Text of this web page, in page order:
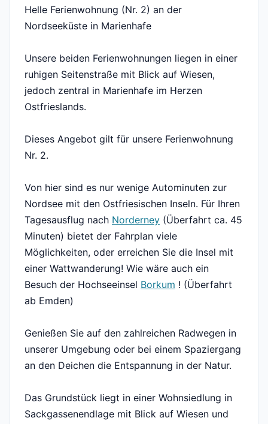
Helle Ferienwohnung (Nr. 2) an der
Nordseeküste in Marienhafe
Unsere beiden Ferienwohnungen liegen in einer
ruhigen Seitenstraße mit Blick auf Wiesen,
jedoch zentral in Marienhafe im Herzen
Ostfrieslands.
Dieses Angebot gilt für unsere Ferienwohnung
Nr. 2.
Von hier sind es nur wenige Autominuten zur
Nordsee mit den Ostfriesischen Inseln. Für Ihren
Tagesausflug nach Norderney (Überfahrt ca. 45
Minuten) bietet der Fahrplan viele
Möglichkeiten, oder erreichen Sie die Insel mit
einer Wattwanderung! Wie wäre auch ein
Besuch der Hochseeinsel Borkum ! (Überfahrt
ab Emden)
Genießen Sie auf den zahlreichen Radwegen in
unserer Umgebung oder bei einem Spaziergang
an den Deichen die Entspannung in der Natur.
Das Grundstück liegt in einer Wohnsiedlung in
Sackgassenendlage mit Blick auf Wiesen und